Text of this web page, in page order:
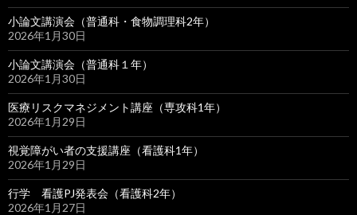
小論文講演会（普通科・食物調理科2年）
2026年1月30日
小論文講演会（普通科１年）
2026年1月30日
医療リスクマネジメント講座（専攻科1年）
2026年1月29日
視覚障がい者の支援講座（看護科1年）
2026年1月29日
行学 看護PJ発表会（看護科2年）
2026年1月27日